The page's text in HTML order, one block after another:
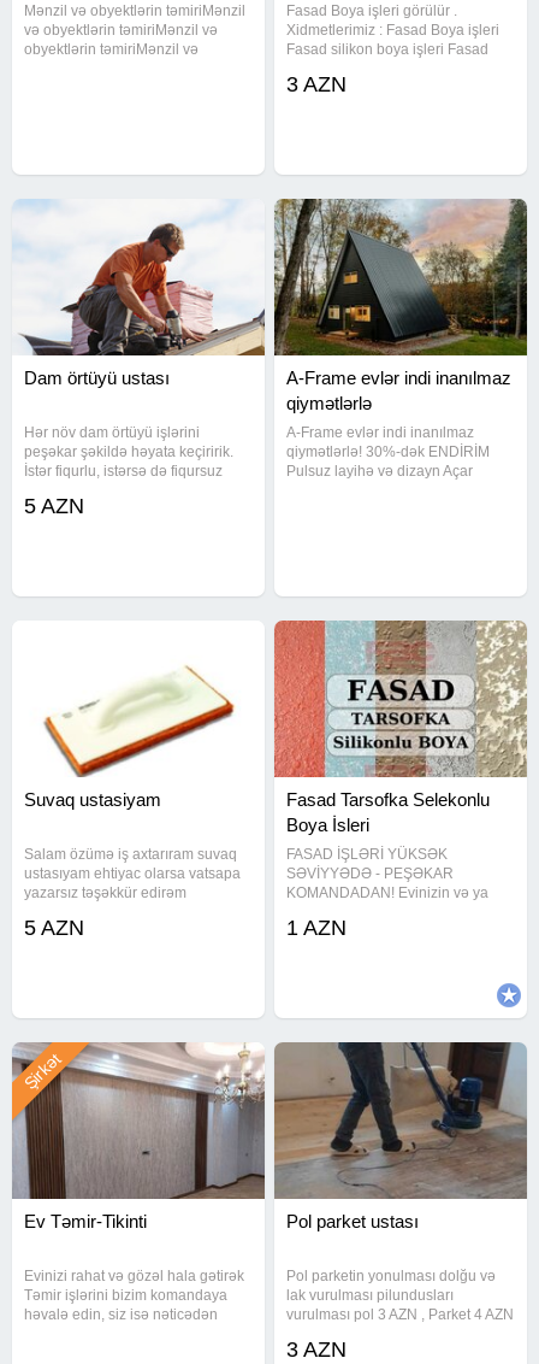
Mənzil və obyektlərin təmiriMənzil
və obyektlərin təmiriMənzil və
obyektlərin təmiriMənzil və
Fasad Boya işleri görülür .
Xidmetlerimiz : Fasad Boya işleri
Fasad silikon boya işleri Fasad
suvaq işleri Fasad isdi aqlay işleri
3 AZN
Dam örtüyü ustası
Hər növ dam örtüyü işlərini
peşəkar şəkildə həyata keçiririk.
İstər fiqurlu, istərsə də fiqursuz
və ya mürəkkəb konstruksiyalı
5 AZN
A-Frame evlər indi inanılmaz
qiymətlərlə
A-Frame evlər indi inanılmaz
qiymətlərlə! 30%-dək ENDİRİM
Pulsuz layihə və dizayn Açar
Suvaq ustasiyam
Salam özümə iş axtarıram suvaq
ustasıyam ehtiyac olarsa vatsapa
yazarsız təşəkkür edirəm
5 AZN
Fasad Tarsofka Selekonlu
Boya İsleri
FASAD İŞLƏRİ YÜKSƏK
SƏVİYYƏDƏ - PEŞƏKAR
KOMANDADAN! Evinizin və ya
həvalə edin! Yüksək keyfiyyətli
1 AZN
Ev Təmir-Tikinti
Evinizi rahat və gözəl hala gətirək
Təmir işlərini bizim komandaya
həvalə edin, siz isə nəticədən
Şirkət
Pol parket ustası
Pol parketin yonulması dolğu və
lak vurulması pilundusları
vurulması pol 3 AZN , Parket 4 AZN
3 AZN